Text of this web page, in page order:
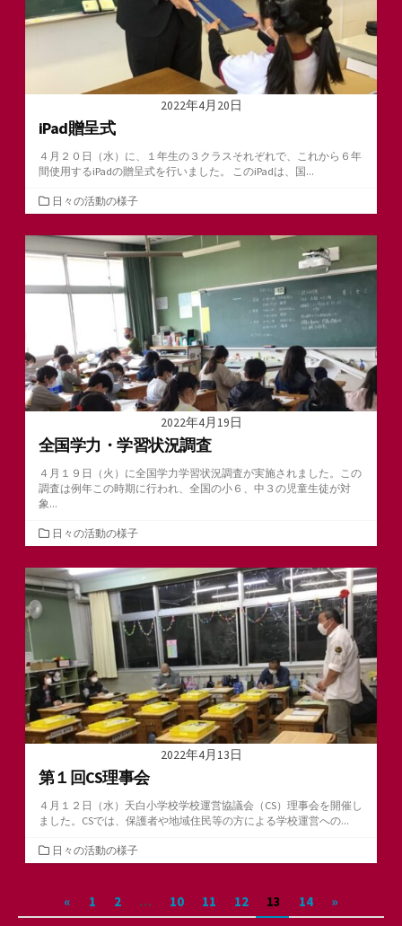
2022年4月20日
iPad贈呈式
４月２０日（水）に、１年生の３クラスそれぞれで、これから６年
間使用するiPadの贈呈式を行いました。 このiPadは、国...
カ
テ
ゴ
リ
日々の活動の様子
2022年4月19日
全国学力・学習状況調査
４月１９日（火）に全国学力学習状況調査が実施されました。この
調査は例年この時期に行われ、全国の小６、中３の児童生徒が対
象...
カ
テ
ゴ
リ
ー
日々の活動の様子
2022年4月13日
第１回CS理事会
４月１２日（水）天白小学校学校運営協議会（CS）理事会を開催し
ました。CSでは、保護者や地域住民等の方による学校運営への...
カ
テ
ー
日々の活動の様子
« 1 2 … 10 11 12 13 14 »